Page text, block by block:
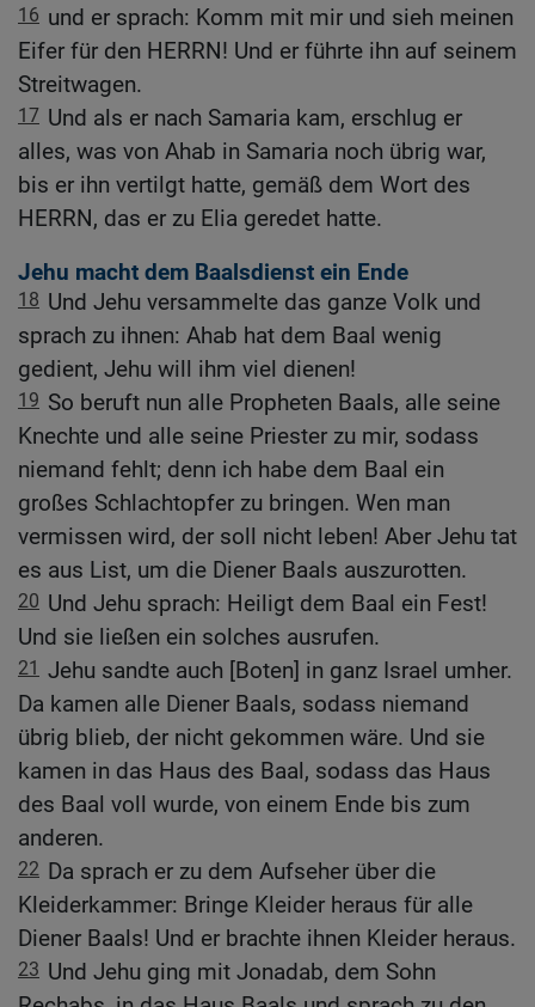
16 und er sprach: Komm mit mir und sieh meinen
Eifer für den HERRN! Und er führte ihn auf seinem
Streitwagen.
17 Und als er nach Samaria kam, erschlug er
alles, was von Ahab in Samaria noch übrig war,
bis er ihn vertilgt hatte, gemäß dem Wort des
HERRN, das er zu Elia geredet hatte.
Jehu macht dem Baalsdienst ein Ende
18 Und Jehu versammelte das ganze Volk und
sprach zu ihnen: Ahab hat dem Baal wenig
gedient, Jehu will ihm viel dienen!
19 So beruft nun alle Propheten Baals, alle seine
Knechte und alle seine Priester zu mir, sodass
niemand fehlt; denn ich habe dem Baal ein
großes Schlachtopfer zu bringen. Wen man
vermissen wird, der soll nicht leben! Aber Jehu tat
es aus List, um die Diener Baals auszurotten.
20 Und Jehu sprach: Heiligt dem Baal ein Fest!
Und sie ließen ein solches ausrufen.
21 Jehu sandte auch [Boten] in ganz Israel umher.
Da kamen alle Diener Baals, sodass niemand
übrig blieb, der nicht gekommen wäre. Und sie
kamen in das Haus des Baal, sodass das Haus
des Baal voll wurde, von einem Ende bis zum
anderen.
22 Da sprach er zu dem Aufseher über die
Kleiderkammer: Bringe Kleider heraus für alle
Diener Baals! Und er brachte ihnen Kleider heraus.
23 Und Jehu ging mit Jonadab, dem Sohn